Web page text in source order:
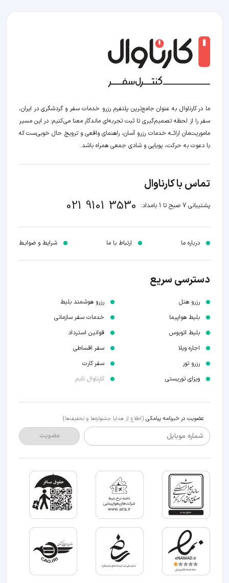
ما در کارناوال به عنوان جامع‌ترین پلتفرم رزرو خدمات سفر و گردشگری در ایران،
سفر را از لحظه‌ تصمیم‌گیری تا ثبت تجربه‌ای ماندگار معنا می‌کنیم؛ در این مسیر‍
ماموریت‌مان اراﺋــﻪ خدمات رزرو آسان، راهنمای واقعی و ترویج حال خوبی‌ست که
با دعوت به حرکت، پویایی و شادی جمعی همراه باشد.
تماس با کارناوال
پشتیبانی 7 صبح تا 1 بامداد: 021 9101 3530
درباره ما ارتباط با ما شرایط و ضوابـط
دسترسی سریع
رزرو هتل
بلیط هواپیما
بلیط اتوبوس
اجاره ویلا
رزرو تور
ویزای توریستی
رزرو هوشمند بلیط
خدمات سفر سازمانی
قوانین استرداد
سفر اقساطی
سفر کارت
کارناوال تایم
عضویت در خبرنامه پیامکی (اطلاع از هدایا جشنواره‌ها و تخفیف‌ها)
شماره موبایل عضویت